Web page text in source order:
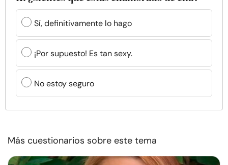
Sí, definitivamente lo hago
¡Por supuesto! Es tan sexy.
No estoy seguro
Más cuestionarios sobre este tema